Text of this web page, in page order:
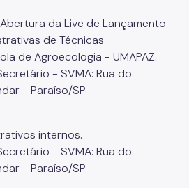
UMAPAZ
da Live de Lançamento
de Técnicas
de Agroecologia - UMAPAZ.
- SVMA: Rua do
- Paraíso/SP
internos.
- SVMA: Rua do
- Paraíso/SP